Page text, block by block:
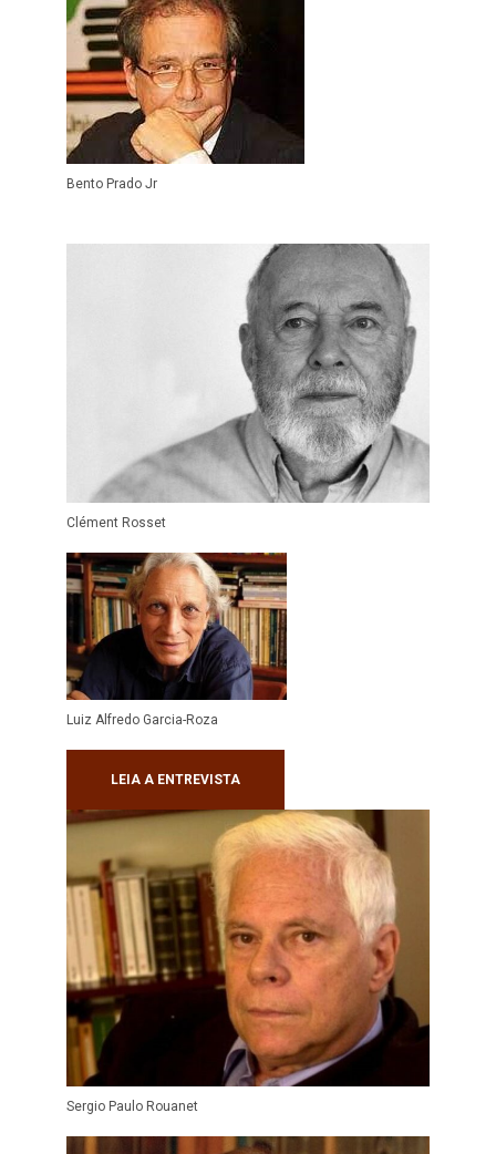
Bento Prado Jr
Clément Rosset
Luiz Alfredo Garcia-Roza
LEIA A ENTREVISTA
Sergio Paulo Rouanet